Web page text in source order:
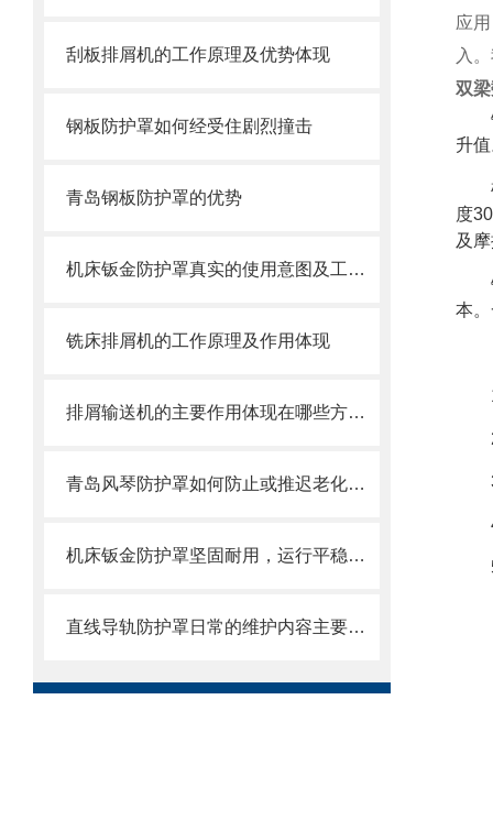
刮板排屑机的工作原理及优势体现
钢板防护罩如何经受住剧烈撞击
青岛钢板防护罩的优势
机床钣金防护罩真实的使用意图及工艺过程是怎么样的
铣床排屑机的工作原理及作用体现
排屑输送机的主要作用体现在哪些方面？
青岛风琴防护罩如何防止或推迟老化，两方面工作要做好
机床钣金防护罩坚固耐用，运行平稳，噪音小
直线导轨防护罩日常的维护内容主要包括哪些方面
应
入
双
升
度
及
本